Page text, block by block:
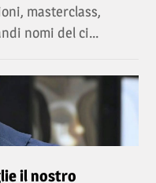
masterclass,
nomi del ci...
il nostro